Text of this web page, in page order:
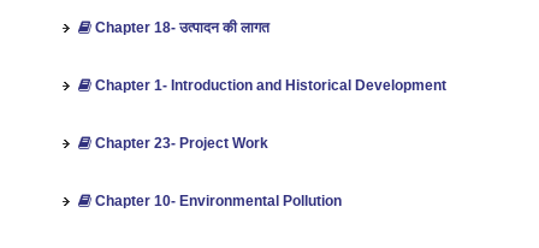
Chapter 18- उत्‍पादन की लागत
Chapter 1- Introduction and Historical Development
Chapter 23- Project Work
Chapter 10- Environmental Pollution